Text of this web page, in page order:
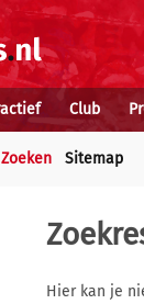
Club
Zoeken Sitemap
Hier kan je